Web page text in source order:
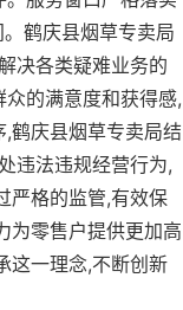
鹤庆县烟草专卖局
决各类疑难业务的
的满意度和获得感,
鹤庆县烟草专卖局结
违法违规经营行为,
严格的监管,有效保
为零售户提供更加高
这一理念,不断创新